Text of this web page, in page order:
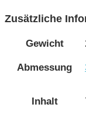
Zusätzliche
Gewicht
Abmessung
Inhalt